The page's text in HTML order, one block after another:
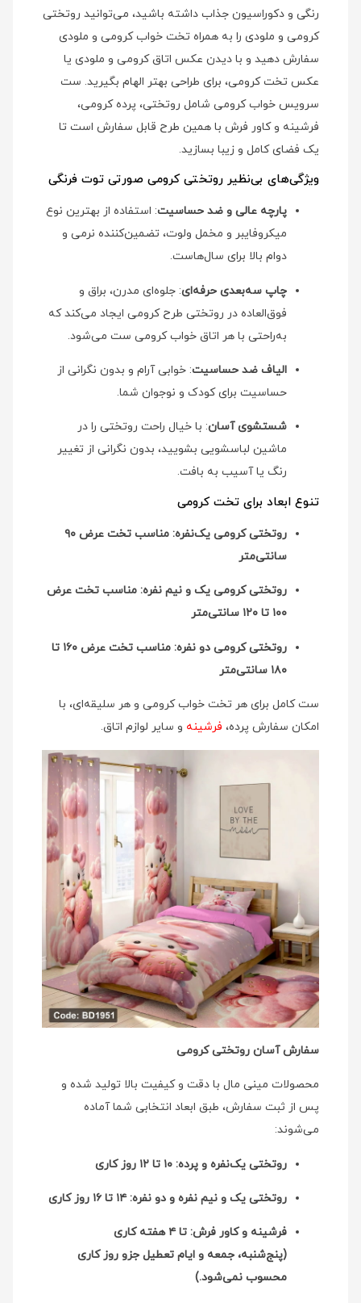
رنگی و دکوراسیون جذاب داشته باشید، می‌توانید روتختی
کرومی و ملودی را به همراه تخت خواب کرومی و ملودی
سفارش دهید و با دیدن عکس اتاق کرومی و ملودی یا
عکس تخت کرومی، برای طراحی بهتر الهام بگیرید. ست
سرویس خواب کرومی شامل روتختی، پرده کرومی،
فرشینه و کاور فرش با همین طرح قابل سفارش است تا
یک فضای کامل و زیبا بسازید.
ویژگی‌های بی‌نظیر روتختی کرومی صورتی توت فرنگی
پارچه عالی و ضد حساسیت: استفاده از بهترین نوع
میکروفایبر و مخمل ولوت، تضمین‌کننده نرمی و
دوام بالا برای سال‌هاست.
چاپ سه‌بعدی حرفه‌ای: جلوه‌ای مدرن، براق و
فوق‌العاده در روتختی طرح کرومی ایجاد می‌کند که
به‌راحتی با هر اتاق خواب کرومی ست می‌شود.
الیاف ضد حساسیت: خوابی آرام و بدون نگرانی از
حساسیت برای کودک و نوجوان شما.
شستشوی آسان: با خیال راحت روتختی را در
ماشین لباسشویی بشویید، بدون نگرانی از تغییر
رنگ یا آسیب به بافت.
تنوع ابعاد برای تخت کرومی
روتختی کرومی یک‌نفره: مناسب تخت عرض ۹۰
سانتی‌متر
روتختی کرومی یک و نیم نفره: مناسب تخت عرض
۱۰۰ تا ۱۲۰ سانتی‌متر
روتختی کرومی دو نفره: مناسب تخت عرض ۱۶۰ تا
۱۸۰ سانتی‌متر
ست کامل برای هر تخت خواب کرومی و هر سلیقه‌ای، با
امکان سفارش پرده، فرشینه و سایر لوازم اتاق.
سفارش آسان روتختی کرومی
محصولات مینی‌ مال با دقت و کیفیت بالا تولید شده و
پس از ثبت سفارش، طبق ابعاد انتخابی شما آماده
می‌شوند:
روتختی یک‌نفره و پرده: ۱۰ تا ۱۲ روز کاری
روتختی یک و نیم نفره و دو نفره: ۱۴ تا ۱۶ روز کاری
فرشینه و کاور فرش: تا ۴ هفته کاری
(پنج‌شنبه، جمعه و ایام تعطیل جزو روز کاری
محسوب نمی‌شود.)